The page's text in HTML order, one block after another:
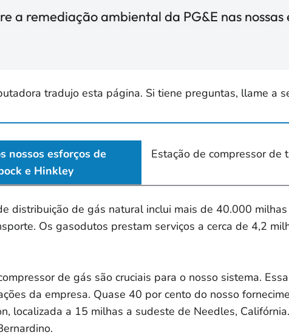
a remediação ambiental da PG&E nas nossas
tradujo esta página. Si tiene preguntas, llame a
nossos esforços de
e Hinkley
Estação de compressor de
distribuição de gás natural inclui mais de 40.000
Os gasodutos prestam serviços a cerca de 4,2
de gás são cruciais para o nosso sistema.
da empresa. Quase 40 por cento do nosso
localizada a 15 milhas a sudeste de Needles,